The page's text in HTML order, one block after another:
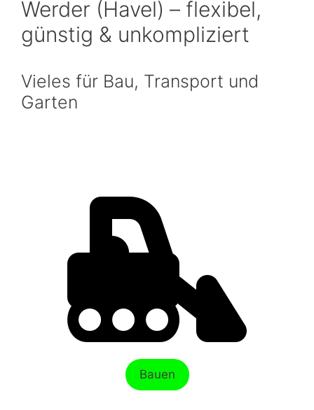
Werder (Havel) – flexibel,
günstig & unkompliziert
Vieles für Bau, Transport und
Garten
Bauen